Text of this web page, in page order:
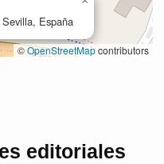
editoriales